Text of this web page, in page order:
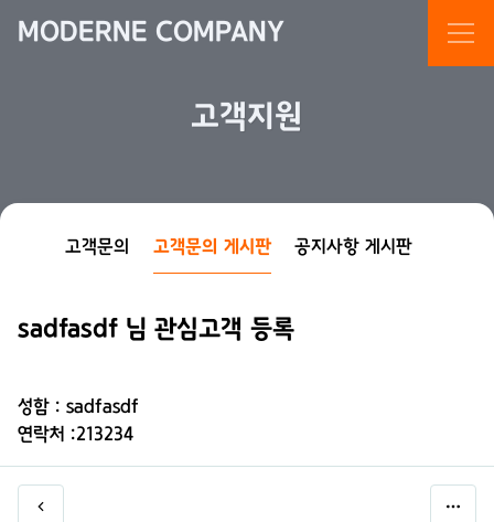
MODERNE COMPANY
고객지원
고객문의 고객문의 게시판 공지사항 게시판
sadfasdf 님 관심고객 등록
성함 : sadfasdf
연락처 :213234